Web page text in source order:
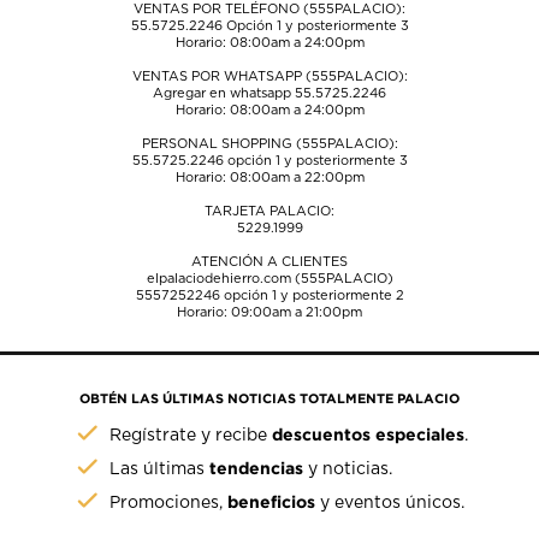
VENTAS POR TELÉFONO (555PALACIO):
55.5725.2246Opción 1 y posteriormente 3
Horario: 08:00am a 24:00pm
VENTAS POR WHATSAPP (555PALACIO):
Agregar en whatsapp 55.5725.2246
Horario: 08:00am a 24:00pm
PERSONAL SHOPPING (555PALACIO):
55.5725.2246opción 1 y posteriormente 3
Horario: 08:00am a 22:00pm
TARJETA PALACIO:
5229.1999
ATENCIÓN A CLIENTES
elpalaciodehierro.com (555PALACIO)
5557252246opción 1 y posteriormente 2
Horario: 09:00am a 21:00pm
OBTÉN LAS ÚLTIMAS NOTICIAS TOTALMENTE PALACIO
Regístrate y recibedescuentos especiales.
Las últimastendencias y noticias.
Promociones, beneficios y eventos únicos.